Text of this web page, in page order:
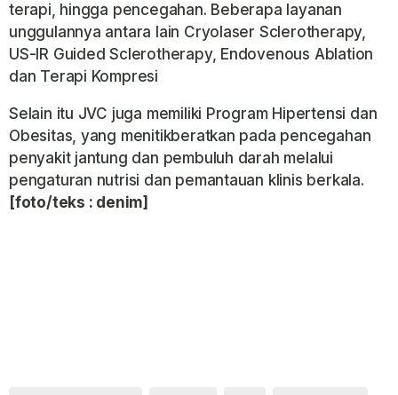
terapi, hingga pencegahan. Beberapa layanan
unggulannya antara lain Cryolaser Sclerotherapy,
US-IR Guided Sclerotherapy, Endovenous Ablation
dan Terapi Kompresi
Selain itu JVC juga memiliki Program Hipertensi dan
Obesitas, yang menitikberatkan pada pencegahan
penyakit jantung dan pembuluh darah melalui
pengaturan nutrisi dan pemantauan klinis berkala.
[foto/teks : denim]